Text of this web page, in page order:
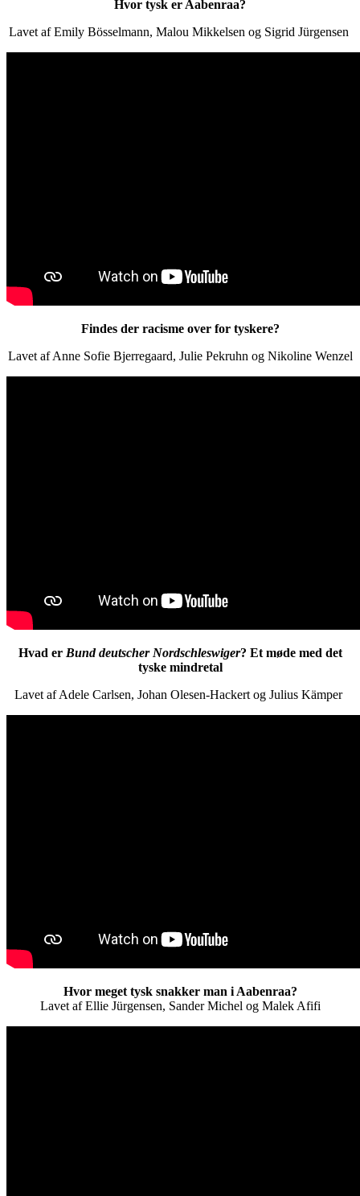
Hvor tysk er Aabenraa?
Lavet af Emily Bösselmann, Malou Mikkelsen og Sigrid Jürgensen
Findes der racisme over for tyskere?
Lavet af Anne Sofie Bjerregaard, Julie Pekruhn og Nikoline Wenzel
Hvad er Bund deutscher Nordschleswiger? Et møde med det
tyske mindretal
Lavet af Adele Carlsen, Johan Olesen-Hackert og Julius Kämper
Hvor meget tysk snakker man i Aabenraa?
Lavet af Ellie Jürgensen, Sander Michel og Malek Afifi